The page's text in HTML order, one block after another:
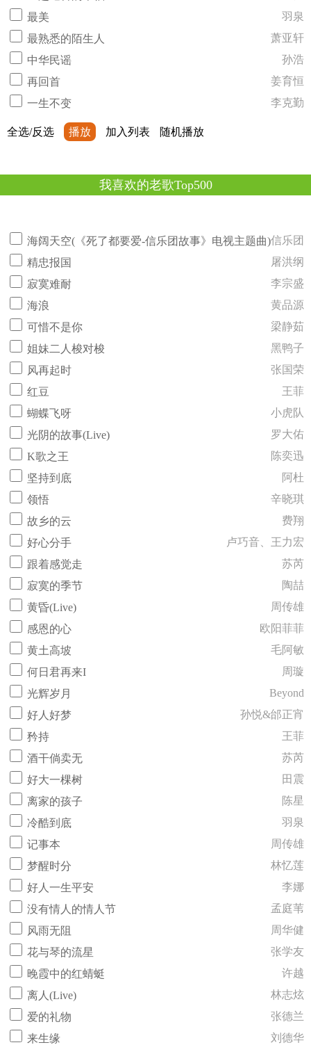
最美
羽泉
最熟悉的陌生人
萧亚轩
中华民谣
孙浩
再回首
姜育恒
一生不变
李克勤
全选/反选 播放 加入列表 随机播放
我喜欢的老歌Top500
海阔天空(《死了都要爱-信乐团故事》电视主题曲)信乐团
精忠报国
屠洪纲
寂寞难耐
李宗盛
海浪
黄品源
可惜不是你
梁静茹
姐妹二人梭对梭
黑鸭子
风再起时
张国荣
红豆
王菲
蝴蝶飞呀
小虎队
光阴的故事(Live)
罗大佑
K歌之王
陈奕迅
坚持到底
阿杜
领悟
辛晓琪
故乡的云
费翔
好心分手
卢巧音、王力宏
跟着感觉走
苏芮
寂寞的季节
陶喆
黄昏(Live)
周传雄
感恩的心
欧阳菲菲
黄土高坡
毛阿敏
何日君再来I
周璇
光辉岁月
Beyond
好人好梦
孙悦&邰正宵
矜持
王菲
酒干倘卖无
苏芮
好大一棵树
田震
离家的孩子
陈星
冷酷到底
羽泉
记事本
周传雄
梦醒时分
林忆莲
好人一生平安
李娜
没有情人的情人节
孟庭苇
风雨无阻
周华健
花与琴的流星
张学友
晚霞中的红蜻蜓
许越
离人(Live)
林志炫
爱的礼物
张德兰
来生缘
刘德华